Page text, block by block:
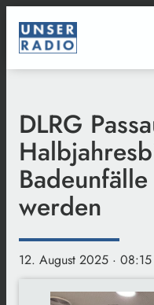
DLRG
werden
12. August 2025 ·